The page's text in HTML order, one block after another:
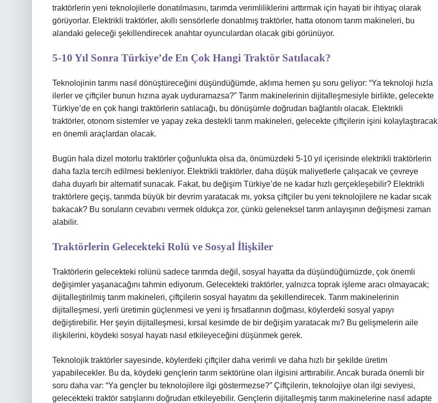
traktörlerin yeni teknolojilerle donatılmasını, tarımda verimliliklerini arttırmak için hayati bir ihtiyaç olarak
görüyorlar. Elektrikli traktörler, akıllı sensörlerle donatılmış traktörler, hatta otonom tarım makineleri, bu
alandaki geleceği şekillendirecek anahtar oyunculardan olacak gibi görünüyor.
5-10 Yıl Sonra Türkiye’de En Çok Hangi Traktör Satılacak?
Teknolojinin tarımı nasıl dönüştüreceğini düşündüğümde, aklıma hemen şu soru geliyor: “Ya teknoloji hızla
ilerler ve çiftçiler bunun hızına ayak uyduramazsa?” Tarım makinelerinin dijitalleşmesiyle birlikte, gelecekte
Türkiye’de en çok hangi traktörlerin satılacağı, bu dönüşümle doğrudan bağlantılı olacak. Elektrikli
traktörler, otonom sistemler ve yapay zeka destekli tarım makineleri, gelecekte çiftçilerin işini kolaylaştıracak
en önemli araçlardan olacak.
Bugün hala dizel motorlu traktörler çoğunlukta olsa da, önümüzdeki 5-10 yıl içerisinde elektrikli traktörlerin
daha fazla tercih edilmesi bekleniyor. Elektrikli traktörler, daha düşük maliyetlerle çalışacak ve çevreye
daha duyarlı bir alternatif sunacak. Fakat, bu değişim Türkiye’de ne kadar hızlı gerçekleşebilir? Elektrikli
traktörlere geçiş, tarımda büyük bir devrim yaratacak mı, yoksa çiftçiler bu yeni teknolojilere ne kadar sıcak
bakacak? Bu soruların cevabını vermek oldukça zor, çünkü geleneksel tarım anlayışının değişmesi zaman
alabilir.
Traktörlerin Gelecekteki Rolü ve Sosyal İlişkiler
Traktörlerin gelecekteki rolünü sadece tarımda değil, sosyal hayatta da düşündüğümüzde, çok önemli
değişimler yaşanacağını tahmin ediyorum. Gelecekteki traktörler, yalnızca toprak işleme aracı olmayacak;
dijitalleştirilmiş tarım makineleri, çiftçilerin sosyal hayatını da şekillendirecek. Tarım makinelerinin
dijitalleşmesi, yerli üretimin güçlenmesi ve yeni iş fırsatlarının doğması, köylerdeki sosyal yapıyı
değiştirebilir. Her şeyin dijitalleşmesi, kırsal kesimde de bir değişim yaratacak mı? Bu gelişmelerin aile
ilişkilerini, köydeki sosyal hayatı nasıl etkileyeceğini düşünmek gerek.
Teknolojik traktörler sayesinde, köylerdeki çiftçiler daha verimli ve daha hızlı bir şekilde üretim
yapabilecekler. Bu da, köydeki gençlerin tarım sektörüne olan ilgisini arttırabilir. Ancak burada önemli bir
soru daha var: “Ya gençler bu teknolojilere ilgi göstermezse?” Çiftçilerin, teknolojiye olan ilgi seviyesi,
gelecekteki traktör satışlarını doğrudan etkileyebilir. Gençlerin dijitalleşmiş tarım makinelerine nasıl adapte